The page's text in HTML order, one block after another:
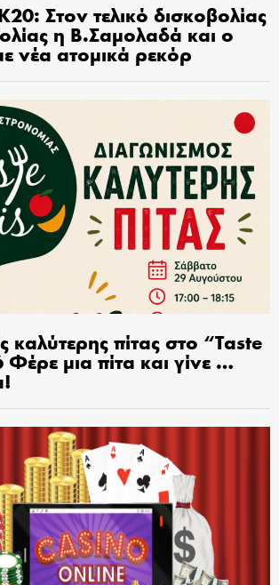
Στον τελικό δισκοβολίας
η Β.Σαμολαδά και ο
νέα ατομικά ρεκόρ
καλύτερης πίτας στο “Taste
μια πίτα και γίνε …